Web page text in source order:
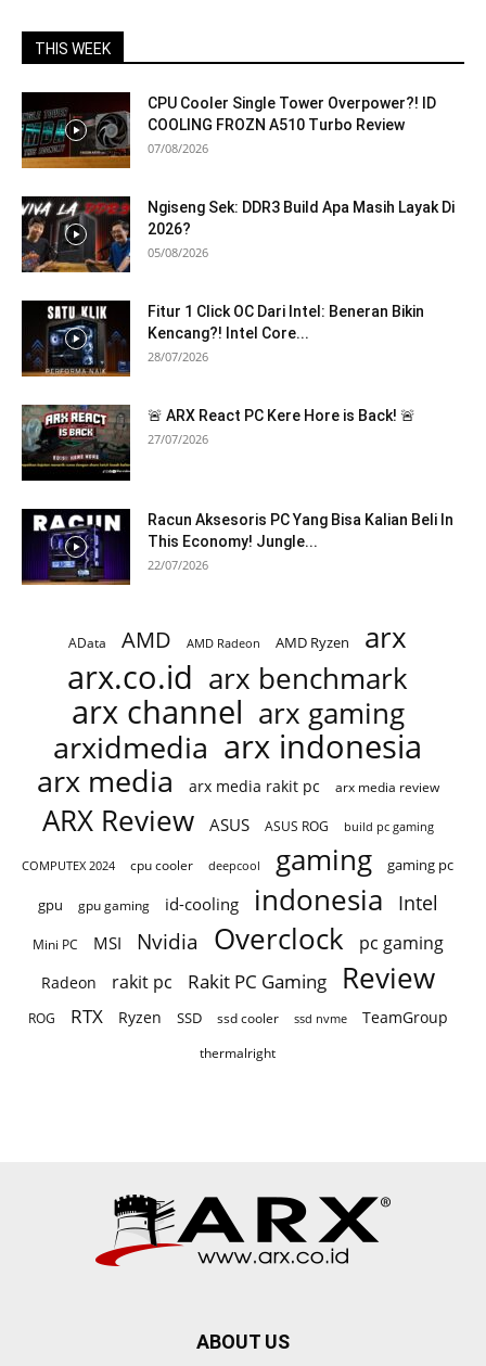
THIS WEEK
CPU Cooler Single Tower Overpower?! ID
COOLING FROZN A510 Turbo Review
07/08/2026
Ngiseng Sek: DDR3 Build Apa Masih Layak Di
2026?
05/08/2026
Fitur 1 Click OC Dari Intel: Beneran Bikin
Kencang?! Intel Core...
28/07/2026
🚨 ARX React PC Kere Hore is Back! 🚨
27/07/2026
Racun Aksesoris PC Yang Bisa Kalian Beli In
This Economy! Jungle...
22/07/2026
AData AMD AMD Radeon AMD Ryzen arx
arx.co.id arx benchmark
arx channel arx gaming
arxidmedia arx indonesia
arx media arx media rakit pc arx media review
ARX Review ASUS ASUS ROG build pc gaming
COMPUTEX 2024 cpu cooler deepcool gaming gaming pc
gpu gpu gaming id-cooling indonesia Intel
Mini PC MSI Nvidia Overclock pc gaming
Radeon rakit pc Rakit PC Gaming Review
ROG RTX Ryzen SSD ssd cooler ssd nvme TeamGroup
thermalright
ABOUT US